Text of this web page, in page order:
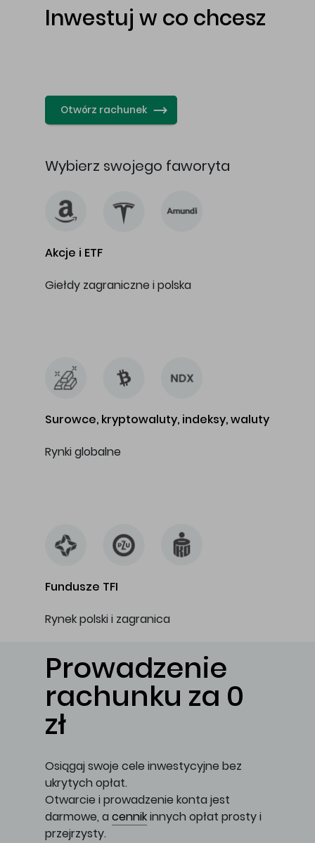
Inwestuj w co chcesz
Otwórz rachunek
Wybierz swojego faworyta
Akcje i ETF
Giełdy zagraniczne i polska
Surowce, kryptowaluty, indeksy, waluty
Rynki globalne
Fundusze TFI
Rynek polski i zagranica
Prowadzenie
rachunku za 0
zł
Osiągaj swoje cele inwestycyjne bez
ukrytych opłat.
Otwarcie i prowadzenie konta jest
darmowe, a cennikinnych opłat prosty i
przejrzysty.